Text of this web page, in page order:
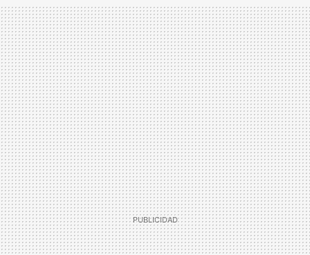
MAIL